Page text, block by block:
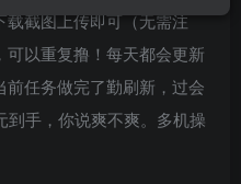
截图上传即可（无需注
以重复撸！每天都会更新
任务做完了勤刷新，过会
到手，你说爽不爽。多机操